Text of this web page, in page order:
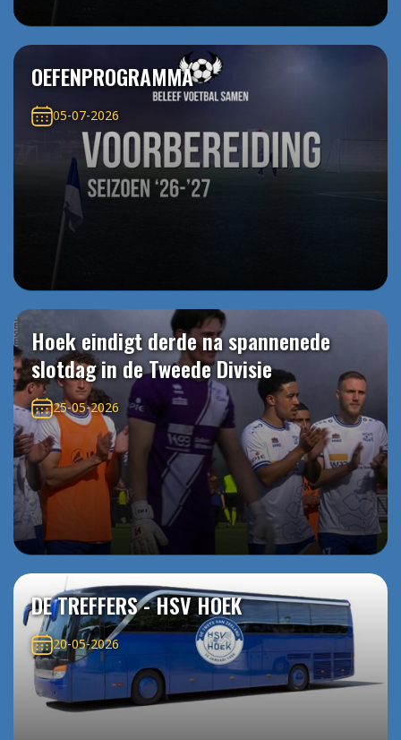
OEFENPROGRAMMA
05-07-2026
Hoek eindigt derde na spannenede
slotdag in de Tweede Divisie
25-05-2026
DE TREFFERS - HSV HOEK
20-05-2026